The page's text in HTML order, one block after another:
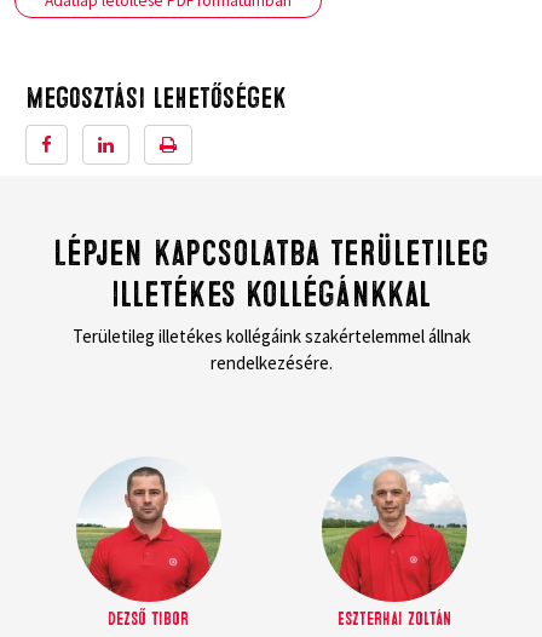
Megosztási lehetőségek
Lépjen kapcsolatba területileg
illetékes kollégánkkal
Területileg illetékes kollégáink szakértelemmel állnak
rendelkezésére.
Dezső Tibor Eszterhai Zoltán